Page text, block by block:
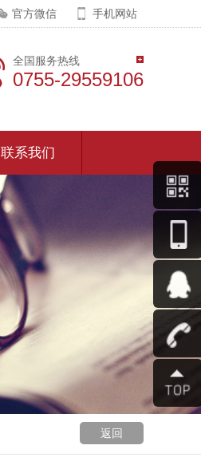
官方微信 手机网站
全国服务热线
0755-29559106
联系我们
返回